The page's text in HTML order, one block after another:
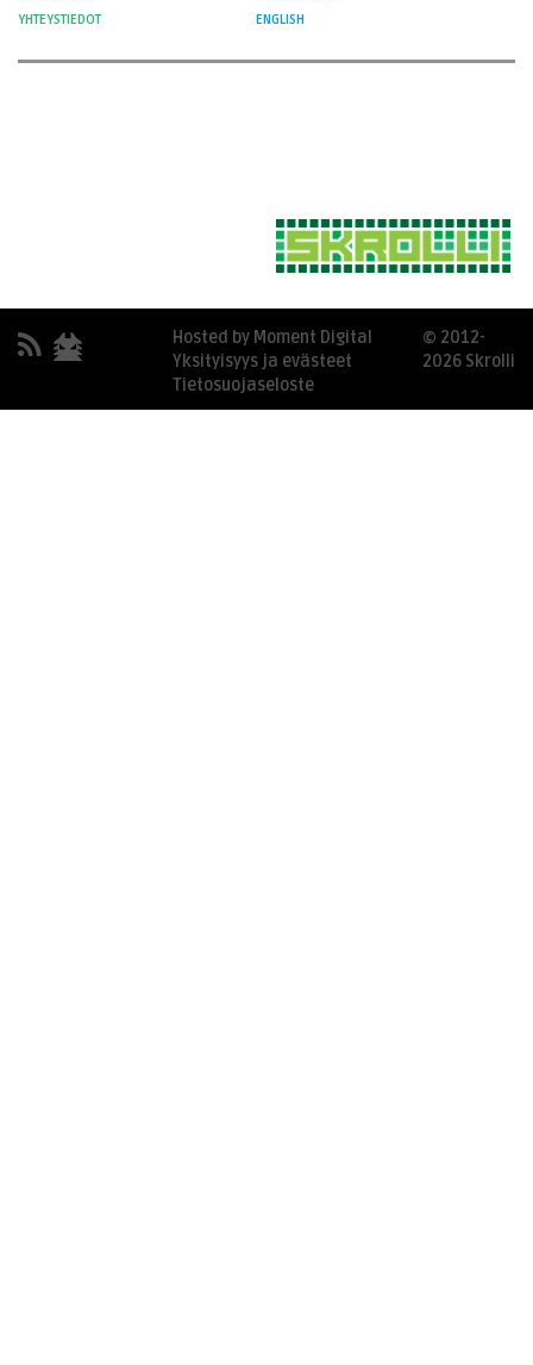
YHTEYSTIEDOT
ENGLISH
Hosted by Moment Digital
Yksityisyys ja evästeet
Tietosuojaseloste
© 2012-
2026 Skrolli